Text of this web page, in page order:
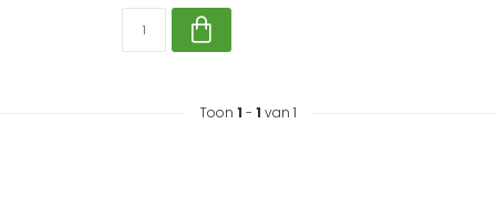
Toon 1 - 1 van 1